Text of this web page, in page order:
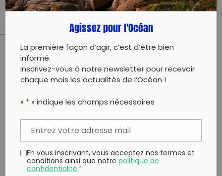
PARTAGER CET ARTICLE:
Partager sur Facebook
Partager surEnvoyer à
Copy to clipboard
Agissez pour l'Océan
La première façon d’agir, c’est d’être bien
informé.
Inscrivez-vous à notre newsletter pour recevoir
chaque mois les actualités de l’Océan !
« * » indique les champs nécessaires
En vous inscrivant, vous acceptez nos termes et
conditions ainsi que notrepolitique de
confidentialité.*